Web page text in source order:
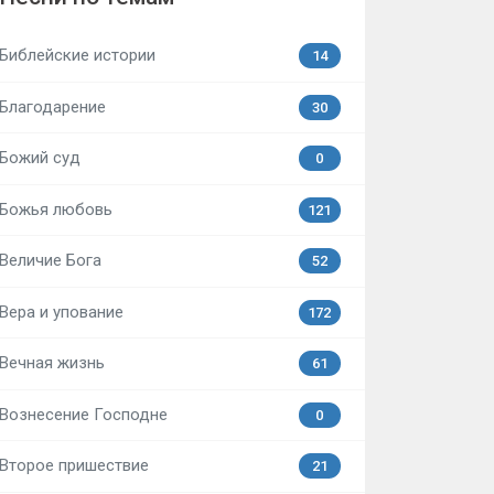
Библейские истории 14
Благодарение 30
Божий суд 0
Божья любовь 121
Величие Бога 52
Вера и упование 172
Вечная жизнь 61
Вознесение Господне 0
Второе пришествие 21